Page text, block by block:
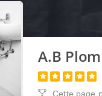
A.B
Cette page